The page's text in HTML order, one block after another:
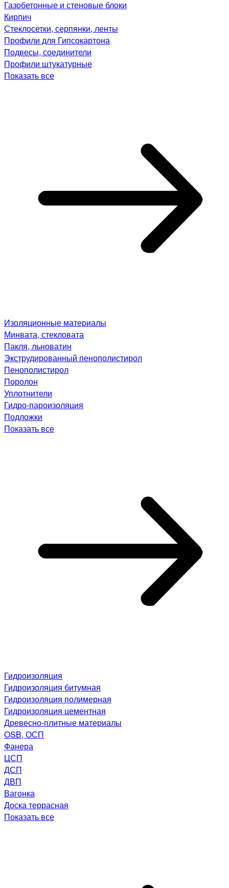
Газобетонные и стеновые блоки
Кирпич
Стеклосетки, серпянки, ленты
Профили для Гипсокартона
Подвесы, соединители
Профили штукатурные
Показать все
Изоляционные материалы
Минвата, стекловата
Пакля, льноватин
Экструдированный пенополистирол
Пенополистирол
Поролон
Уплотнители
Гидро-пароизоляция
Подложки
Показать все
Гидроизоляция
Гидроизоляция битумная
Гидроизоляция полимерная
Гидроизоляция цементная
Древесно-плитные материалы
OSB, ОСП
Фанера
ЦСП
ДСП
ДВП
Вагонка
Доска террасная
Показать все